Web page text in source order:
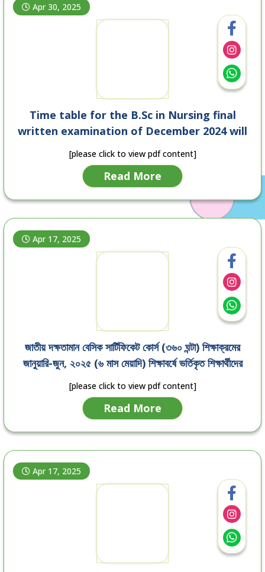
Apr 30, 2025
Time table for the B.Sc in Nursing final
written examination of December 2024 will
be held in June 2025
[please click to view pdf content]
Read More
Apr 17, 2025
জাতীয় দক্ষতামান বেসিক সার্টিফিকেট কোর্স (৩৬০ ঘন্টা) শিক্ষাক্রমের
জানুয়ারি-জুন, ২০২৫ (৬ মাস মেয়াদি) শিক্ষাবর্ষে ভর্তিকৃত শিক্ষার্থীদের
রেজিস্ট্রেশনের সময়সীমা বৃদ্ধি
[please click to view pdf content]
Read More
Apr 17, 2025